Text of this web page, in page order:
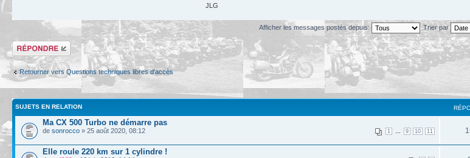
JLG
Afficher les messages postés depuis: Trier par
Répondre
Retourner vers Questions techniques libres d'accès
SUJETS EN RELATION
Ma CX 500 Turbo ne démarre pas
1 9 10 11
de sonrocco » 25 août 2020, 08:12
Elle roule 220 km sur 1 cylindre !